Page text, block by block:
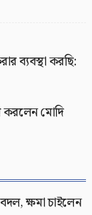
ব্যবস্থা করছি:
করলেন মোদি
ক্ষমা চাইলেন